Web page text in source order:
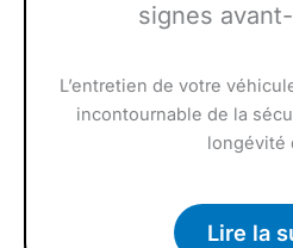
signes
L’entretien de votre
incontournable de la
longévité
Lire la